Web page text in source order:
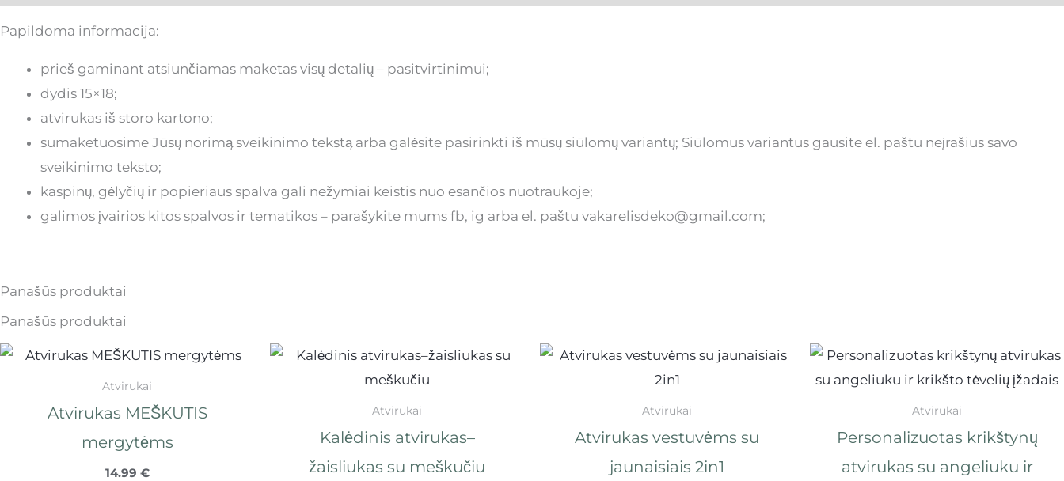
Papildoma informacija:
prieš gaminant atsiunčiamas maketas visų detalių – pasitvirtinimui;
dydis 15×18;
atvirukas iš storo kartono;
sumaketuosime Jūsų norimą sveikinimo tekstą arba galėsite pasirinkti iš mūsų siūlomų variantų; Siūlomus variantus gausite el. paštu neįrašius savo
sveikinimo teksto;
kaspinų, gėlyčių ir popieriaus spalva gali nežymiai keistis nuo esančios nuotraukoje;
galimos įvairios kitos spalvos ir tematikos – parašykite mums fb, ig arba el. paštu vakarelisdeko@gmail.com;
Panašūs produktai
Panašūs produktai
Atvirukai
Atvirukas MEŠKUTIS
mergytėms
14.99 €
Atvirukai
Kalėdinis atvirukas–
žaisliukas su meškučiu
Atvirukai
Atvirukas vestuvėms su
jaunaisiais 2in1
Atvirukai
Personalizuotas krikštynų
atvirukas su angeliuku ir